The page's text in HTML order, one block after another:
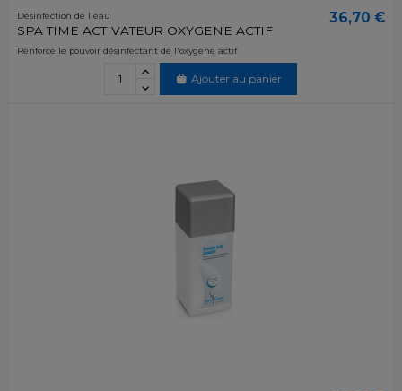
Désinfection de l'eau
SPA TIME ACTIVATEUR OXYGENE ACTIF
36,70 €
Renforce le pouvoir désinfectant de l'oxygène actif
Ajouter au panier